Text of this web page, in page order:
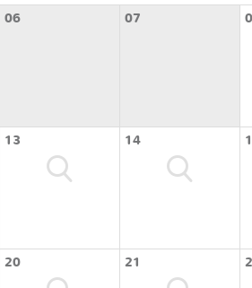
06 07
13 14
20 21